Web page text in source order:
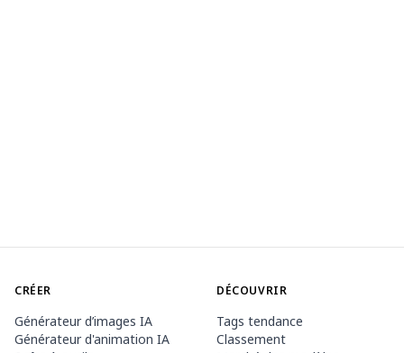
CRÉER
Générateur d’images IA
Générateur d'animation IA
DÉCOUVRIR
Tags tendance
Classement